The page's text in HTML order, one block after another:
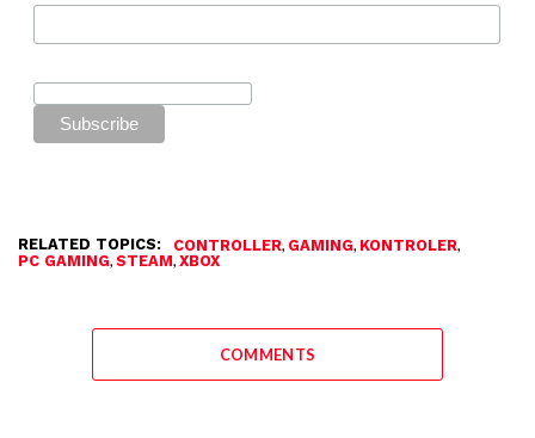
RELATED TOPICS: CONTROLLER, GAMING, KONTROLER,
PC GAMING, STEAM, XBOX
COMMENTS